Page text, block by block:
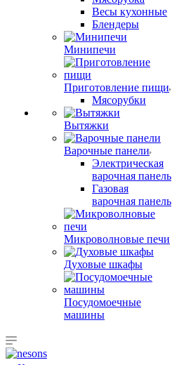
Весы кухонные
Блендеры
Минипечи
Приготовление пищи
Мясорубки
Вытяжки
Варочные панели
Электрическая
варочная панель
Газовая
варочная панель
Микроволновые печи
Духовые шкафы
Посудомоечные
машины